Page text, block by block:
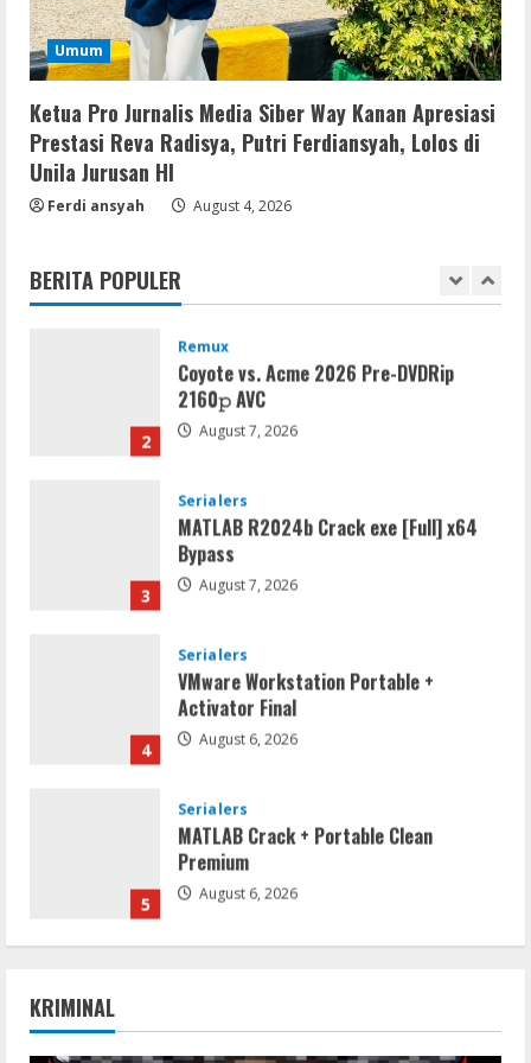
Umum
Ketua Pro Jurnalis Media Siber Way Kanan Apresiasi
Prestasi Reva Radisya, Putri Ferdiansyah, Lolos di
Unila Jurusan HI
Ferdi ansyah August 4, 2026
BERITA POPULER
1
Serialers
FL Studio Portable + License Key
August 7, 2026
2
Remux
Coyote vs. Acme 2026 Pre-DVDRip
3
Serialers
MATLAB R2024b Crack exe [Full] x64
Bypass
August 7, 2026
4
Serialers
VMware Workstation Portable +
Activator Final
August 6, 2026
5
Serialers
MATLAB Crack + Portable Clean
Premium
August 6, 2026
1
Serialers
FL Studio Portable + License Key
[Patch] (x86x64) Stable Unlimited
August 7, 2026
KRIMINAL